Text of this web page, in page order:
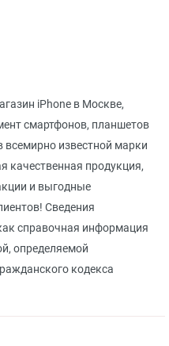
iPhone в Москве,
смартфонов, планшетов
всемирно известной марки
качественная продукция,
и выгодные
Сведения
справочная информация
определяемой
кодекса